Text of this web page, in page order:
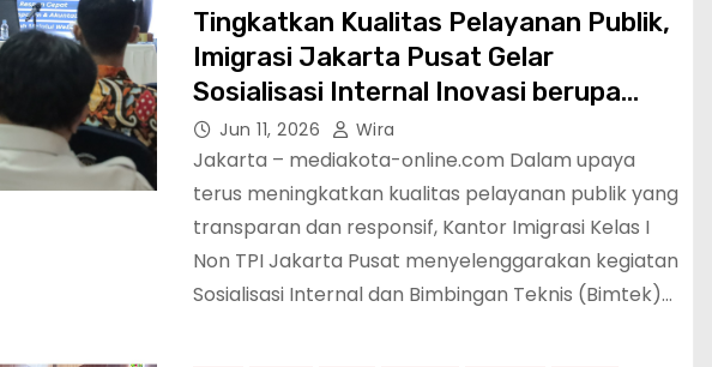
Tingkatkan Kualitas Pelayanan Publik,
Imigrasi Jakarta Pusat Gelar
Sosialisasi Internal Inovasi berupa
“Lapor Si Mayor”
Jun 11, 2026 Wira
Jakarta – mediakota-online.com Dalam upaya
terus meningkatkan kualitas pelayanan publik yang
transparan dan responsif, Kantor Imigrasi Kelas I
Non TPI Jakarta Pusat menyelenggarakan kegiatan
Sosialisasi Internal dan Bimbingan Teknis (Bimtek)…